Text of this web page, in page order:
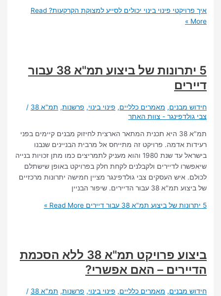
פינוי בינוי יכולים לסייע למצוקת הקרקעות? Read
5 יתרונות של ביצוע תמ"א 38 עבור
,מאמרים כלליים,פינוי בינוי, פרשנות,תמ"א 38
/
- צוות האתר
תמ"א 38 היא תכנית המתאר הארצית לחיזוק מבנים קיימים בפני
אדמה. פרויקט זה מתייחס אל מרבית הבניינים שנבנו
בישראל עד שנת 1980 והוא מעניק לתמריצים כמו מתן זכויות בנייה
לדיירים ולקבלנים לקחת חלק בפרויקט באופן שישתלם
איש העסקים צבי גולדפינגר מציין חמישה יתרונות מרכזיים
הדיירים. שיפור הבניין
Read More »
ביצוע פרויקט תמ"א 38 ללא הסכמת
– האם אפשרי?
,מאמרים כלליים,פינוי בינוי, פרשנות,תמ"א 38
/